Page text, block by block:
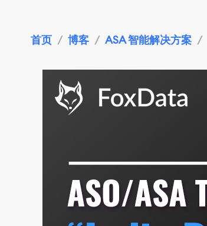
首页 / 博客 / ASA 智能解决方案 /